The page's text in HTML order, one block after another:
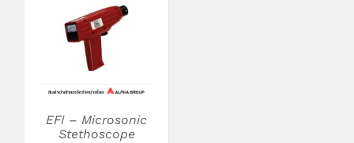
DETAILS
EFI – Microsonic
Stethoscope